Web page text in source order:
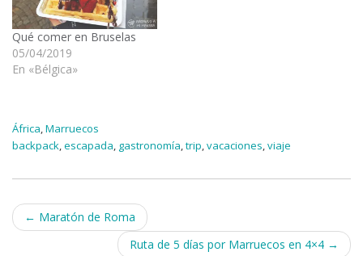
Qué comer en Bruselas
05/04/2019
En «Bélgica»
África,Marruecos
backpack,escapada, gastronomía,trip,vacaciones,viaje
Navegación
← Maratón de Roma
Ruta de 5 días por Marruecos en 4×4 →